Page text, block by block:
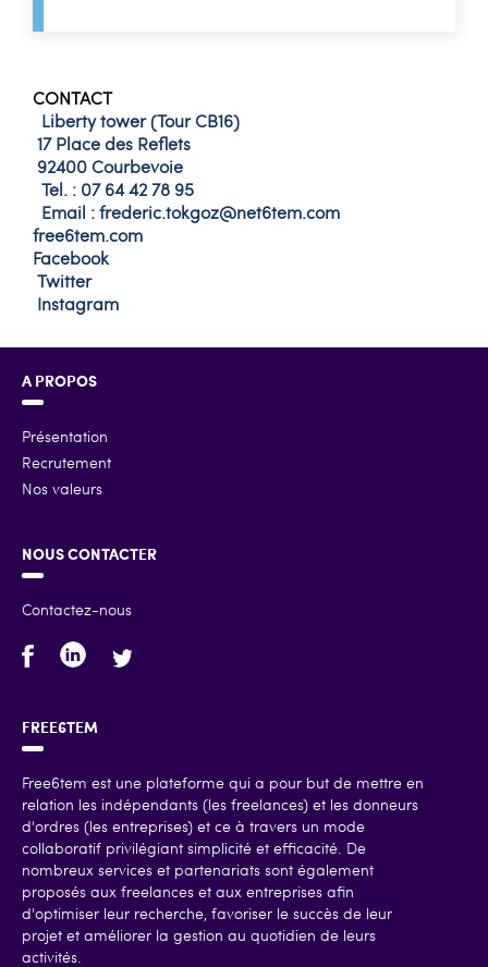
CONTACT
Liberty tower (Tour CB16)
17 Place des Reflets
92400 Courbevoie
Tel. : 07 64 42 78 95
Email : frederic.tokgoz@net6tem.com
free6tem.com
Facebook
Twitter
Instagram
A PROPOS
Présentation
Recrutement
Nos valeurs
NOUS CONTACTER
Contactez-nous
FREE6TEM
Free6tem est une plateforme qui a pour but de mettre en
relation les indépendants (les freelances) et les donneurs
d'ordres (les entreprises) et ce à travers un mode
collaboratif privilégiant simplicité et efficacité. De
nombreux services et partenariats sont également
proposés aux freelances et aux entreprises afin
d'optimiser leur recherche, favoriser le succès de leur
projet et améliorer la gestion au quotidien de leurs
activités.